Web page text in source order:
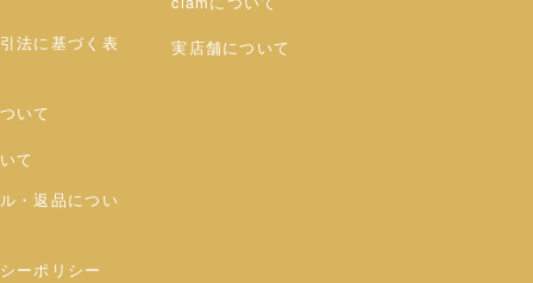
法に基づく表
いて
て
・返品につい
ーポリシー
実店舗について